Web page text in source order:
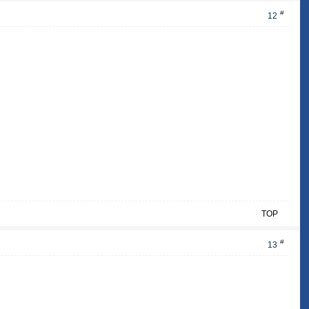
12 #
TOP
13 #